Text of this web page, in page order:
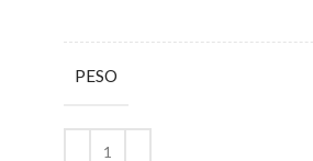
PESO